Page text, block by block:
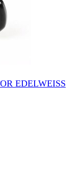
EDELWEISS